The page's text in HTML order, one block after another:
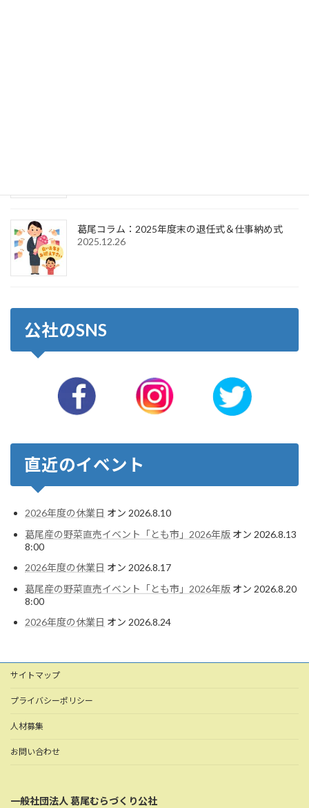
葛尾コラム：2025年度末の退任式＆仕事納め式
2025.12.26
公社のSNS
直近のイベント
2026年度の休業日 オン 2026.8.10
葛尾産の野菜直売イベント「とも市」2026年版 オン 2026.8.13
8:00
2026年度の休業日 オン 2026.8.17
葛尾産の野菜直売イベント「とも市」2026年版 オン 2026.8.20
8:00
2026年度の休業日 オン 2026.8.24
サイトマップ
プライバシーポリシー
人材募集
お問い合わせ
一般社団法人 葛尾むらづくり公社